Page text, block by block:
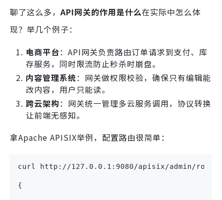
聊了这么多，API网关的作用是什么在实际中怎么体
现？举几个例子：
电商平台：API网关负责路由订单请求到支付、库
存服务，同时限流防止秒杀时崩盘。
内容管理系统：网关做权限校验，确保只有编辑能
改内容，用户只能读。
跨云架构：网关统一管理多云服务调用，协议转换
让前端无感知。
拿Apache APISIX举例，配置路由很简单：
curl http://127.0.0.1:9080/apisix/admin/
{